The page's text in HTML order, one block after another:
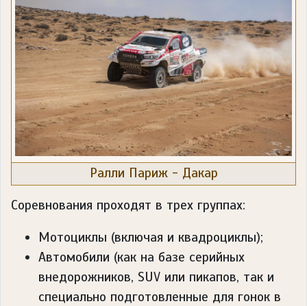
Ралли Париж - Дакар
Соревнования проходят в трех группах:
Мотоциклы (включая и квадроциклы);
Автомобили (как на базе серийных
внедорожников, SUV или пикапов, так и
специально подготовленные для гонок в